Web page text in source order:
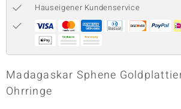
Classics
Hauseigener Kundenservice
Madagaskar Sphene
Ohrringe